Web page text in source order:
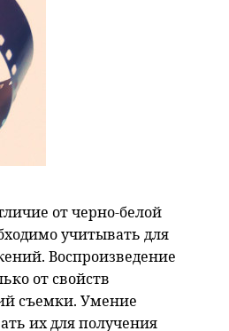
от черно-белой
учитывать для
Воспроизведение
от свойств
съемки. Умение
их для получения